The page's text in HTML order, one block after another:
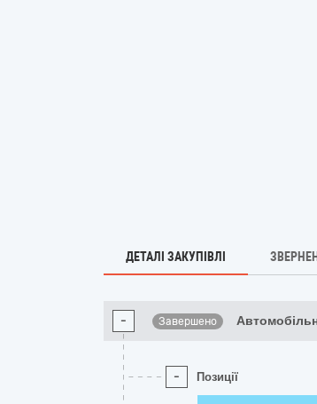
ДЕТАЛІ ЗАКУПІВЛІ
- Завершено
- Позиції